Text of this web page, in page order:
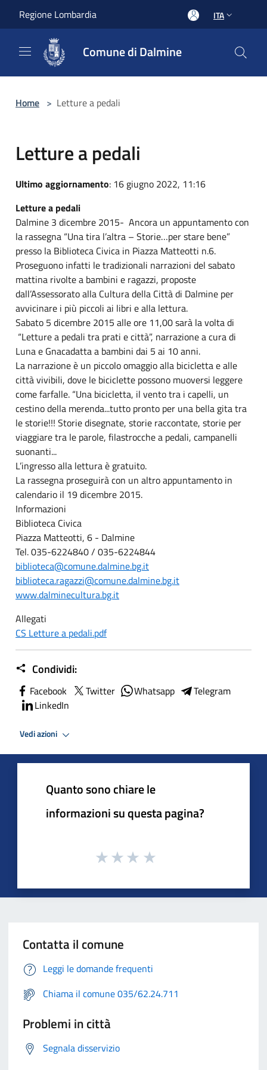
Regione Lombardia ITA
Comune di Dalmine
Home > Letture a pedali
Letture a pedali
Ultimo aggiornamento: 16 giugno 2022, 11:16
Letture a pedali
Dalmine 3 dicembre 2015- Ancora un appuntamento con
la rassegna “Una tira l’altra – Storie…per stare bene”
presso la Biblioteca Civica in Piazza Matteotti n.6.
Proseguono infatti le tradizionali narrazioni del sabato
mattina rivolte a bambini e ragazzi, proposte
dall’Assessorato alla Cultura della Città di Dalmine per
avvicinare i più piccoli ai libri e alla lettura.
Sabato 5 dicembre 2015 alle ore 11,00 sarà la volta di
“Letture a pedali tra prati e città”, narrazione a cura di
Luna e Gnacadatta a bambini dai 5 ai 10 anni.
La narrazione è un piccolo omaggio alla bicicletta e alle
città vivibili, dove le biciclette possono muoversi leggere
come farfalle. “Una bicicletta, il vento tra i capelli, un
cestino della merenda...tutto pronto per una bella gita tra
le storie!!! Storie disegnate, storie raccontate, storie per
viaggiare tra le parole, filastrocche a pedali, campanelli
suonanti...
L’ingresso alla lettura è gratuito.
La rassegna proseguirà con un altro appuntamento in
calendario il 19 dicembre 2015.
Informazioni
Biblioteca Civica
Piazza Matteotti, 6 - Dalmine
Tel. 035-6224840 / 035-6224844
biblioteca@comune.dalmine.bg.it
biblioteca.ragazzi@comune.dalmine.bg.it
www.dalminecultura.bg.it
Allegati
CS Letture a pedali.pdf
Condividi:
Facebook Twitter Whatsapp
Telegram
LinkedIn
Vedi azioni
Quanto sono chiare le
informazioni su questa pagina?
Contatta il comune
Leggi le domande frequenti
Chiama il comune 035/62.24.711
Problemi in città
Segnala disservizio